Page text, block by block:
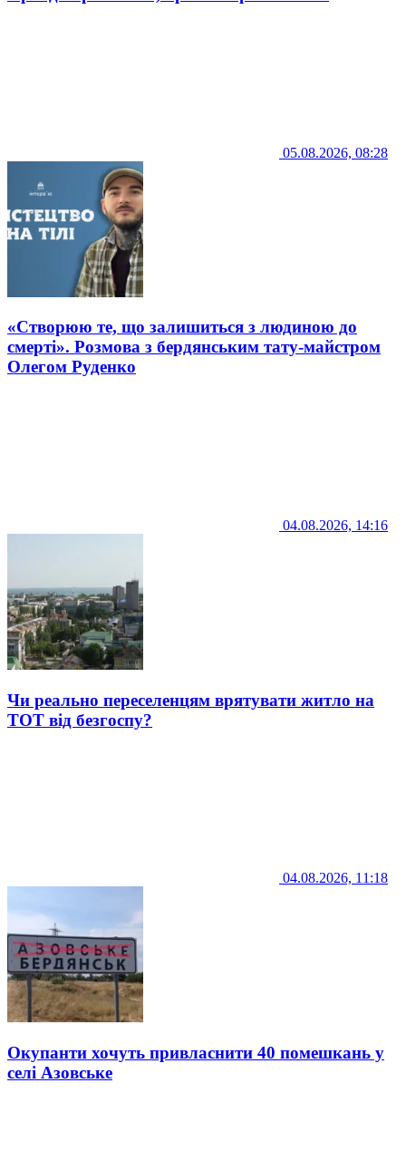
05.08.2026, 08:28
«Створюю те, що залишиться з людиною до
смерті». Розмова з бердянським тату-майстром
Олегом Руденко
04.08.2026, 14:16
Чи реально переселенцям врятувати житло на
ТОТ від безгоспу?
04.08.2026, 11:18
Окупанти хочуть привласнити 40 помешкань у
селі Азовське